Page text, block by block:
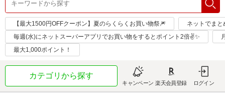
【最大1500円OFFクーポン】夏のらくらくお買い物祭🎆
ネットでまと
毎週(水)にネットスーパーアプリでお買い物をするとポイント2倍✌✨
最大1,000ポイント！
カテゴリから探す
キャンペーン 楽天会員登録 ログイン